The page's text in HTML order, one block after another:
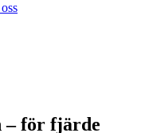
– för fjärde